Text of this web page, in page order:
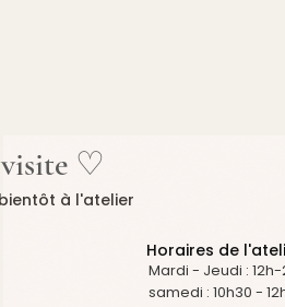
♡
à l'atelier
Horaires de
Mardi - Jeudi : 12h-
samedi : 10h30 -